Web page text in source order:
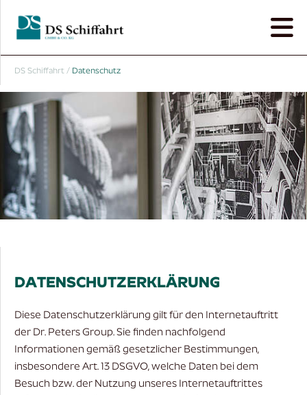
DS Schiffahrt / Datenschutz
DATENSCHUTZERKLÄRUNG
Diese Datenschutzerklärung gilt für den Internetauftritt
der Dr. Peters Group. Sie finden nachfolgend
Informationen gemäß gesetzlicher Bestimmungen,
insbesondere Art. 13 DSGVO, welche Daten bei dem
Besuch bzw. der Nutzung unseres Internetauftrittes